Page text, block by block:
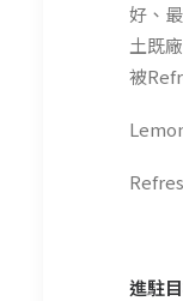
好、
土既
被
進駐